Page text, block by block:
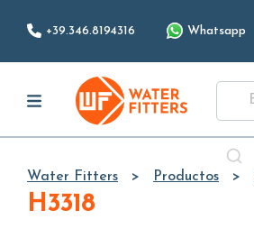
+39.346.8194316 Whatsapp
Water Fitters Productos
H3318